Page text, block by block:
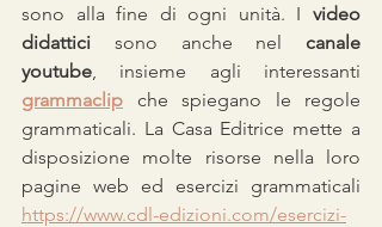
sono alla fine di ogni unità. I video
didattici sono anche nel canale
youtube
grammaclip
che spiegano le regole
grammaticali. La Casa Editrice mette a
disposizione molte risorse nella loro
https://www.cdl-edizioni.com/esercizi-